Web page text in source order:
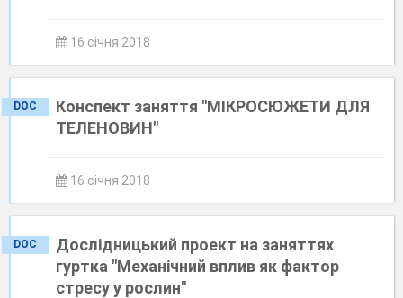
16 січня 2018
DOC
Конспект заняття "МІКРОСЮЖЕТИ ДЛЯ
ТЕЛЕНОВИН"
16 січня 2018
DOC
Дослідницький проект на заняттях
гуртка "Механічний вплив як фактор
стресу у рослин"